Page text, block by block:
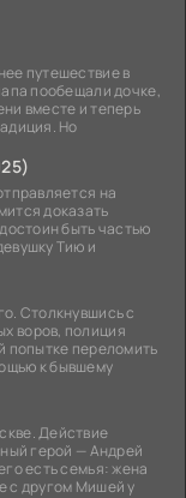
путешествие в
пообещали дочке,
вместе и теперь
Но
на
доказать
быть частью
Тию и
Столкнувшись с
воров, полиция
попытке переломить
к бывшему
Действие
герой — Андрей
есть семья: жена
с другом Мишей у